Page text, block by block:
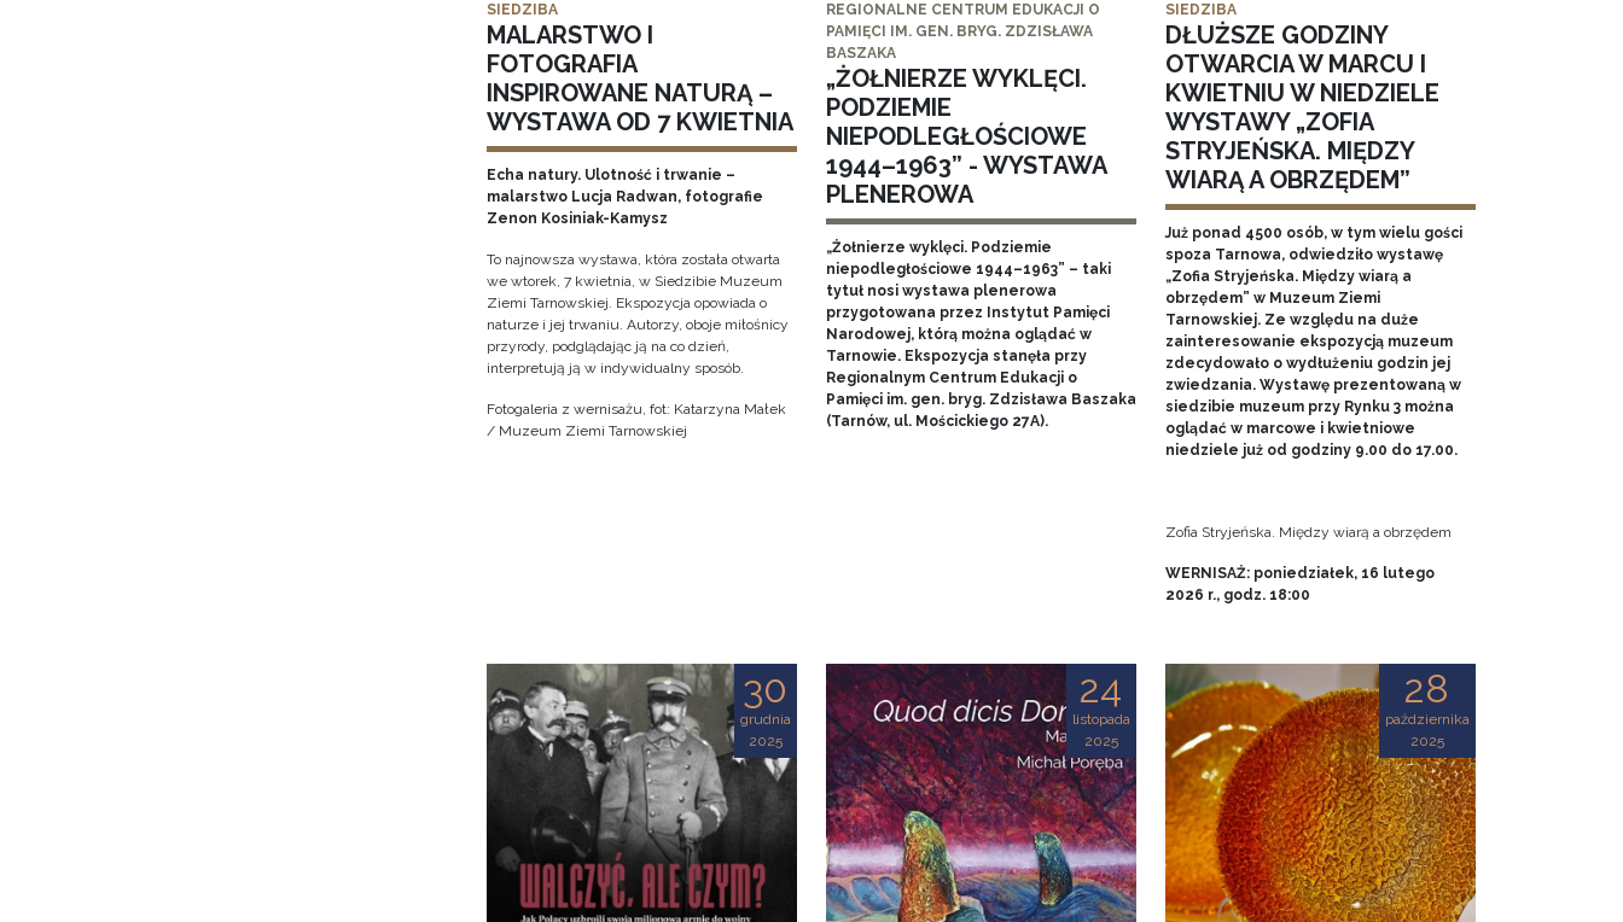
SIEDZIBA
MALARSTWO I
FOTOGRAFIA
INSPIROWANE NATURĄ –
WYSTAWA OD 7 KWIETNIA
Echa natury. Ulotność i trwanie –
malarstwo Lucja Radwan, fotografie
Zenon Kosiniak-Kamysz
To najnowsza wystawa, która została otwarta
we wtorek, 7 kwietnia, w Siedzibie Muzeum
Ziemi Tarnowskiej. Ekspozycja opowiada o
naturze i jej trwaniu. Autorzy, oboje miłośnicy
przyrody, podglądając ją na co dzień,
interpretują ją w indywidualny sposób.
Fotogaleria z wernisażu, fot: Katarzyna Małek
/ Muzeum Ziemi Tarnowskiej
REGIONALNE CENTRUM EDUKACJI O
PAMIĘCI IM. GEN. BRYG. ZDZISŁAWA
BASZAKA
„ŻOŁNIERZE WYKLĘCI.
PODZIEMIE
NIEPODLEGŁOŚCIOWE
1944–1963” - WYSTAWA
PLENEROWA
„Żołnierze wyklęci. Podziemie
niepodległościowe 1944–1963” – taki
tytuł nosi wystawa plenerowa
przygotowana przez Instytut Pamięci
Narodowej, którą można oglądać w
Tarnowie. Ekspozycja stanęła przy
Regionalnym Centrum Edukacji o
Pamięci im. gen. bryg. Zdzisława Baszaka
(Tarnów, ul. Mościckiego 27A).
SIEDZIBA
DŁUŻSZE GODZINY
OTWARCIA W MARCU I
KWIETNIU W NIEDZIELE
WYSTAWY „ZOFIA
STRYJEŃSKA. MIĘDZY
WIARĄ A OBRZĘDEM”
Już ponad 4500 osób, w tym wielu gości
spoza Tarnowa, odwiedziło wystawę
„Zofia Stryjeńska. Między wiarą a
obrzędem” w Muzeum Ziemi
Tarnowskiej. Ze względu na duże
zainteresowanie ekspozycją muzeum
zdecydowało o wydłużeniu godzin jej
zwiedzania. Wystawę prezentowaną w
siedzibie muzeum przy Rynku 3 można
oglądać w marcowe i kwietniowe
niedziele już od godziny 9.00 do 17.00.
Zofia Stryjeńska. Między wiarą a obrzędem
WERNISAŻ: poniedziałek, 16 lutego
2026 r., godz. 18:00
30
grudnia
2025
24
listopada
2025
28
października
2025